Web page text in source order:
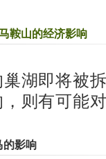
鞍山的经济影响
湖即将被
则有可能
的影响